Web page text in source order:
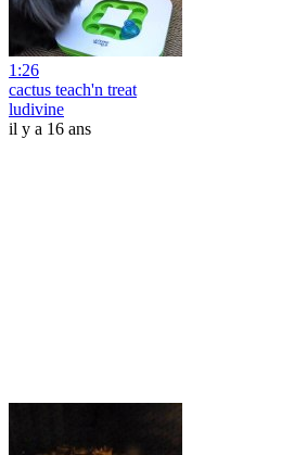
1:26
cactus teach'n treat
ludivine
il y a 16 ans